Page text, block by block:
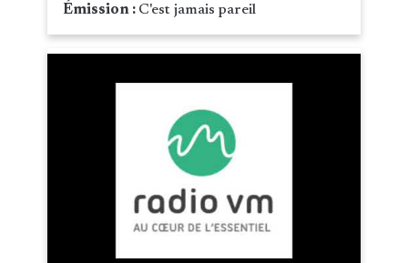
Émission : C'est jamais pareil